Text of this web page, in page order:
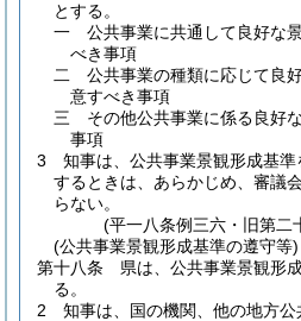
とする。
一
公共事業に共通して良好な
べき事項
二
公共事業の種類に応じて良
意すべき事項
三
その他公共事業に係る良好
事項
3
知事は、公共事業景観形成基
するときは、あらかじめ、審議
らない。
(平一八条例三六・旧第二
(公共事業景観形成基準の遵守等)
第十八条
県は、公共事業景観形
る。
2
知事は、国の機関、他の地方